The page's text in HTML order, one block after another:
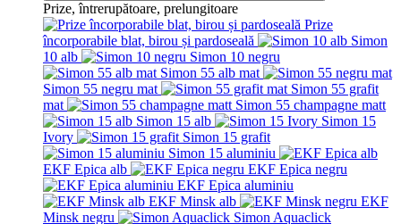
Prize, întrerupătoare, prelungitoare
Prize
încorporabile blat, birou și pardoseală
Simon
10 alb
Simon 10 negru
Simon 55 alb mat
Simon 55 negru mat
Simon 55 grafit
mat
Simon 55 champagne matt
Simon 15 alb
Simon 15
Ivory
Simon 15 grafit
Simon 15 aluminiu
EKF Epica alb
EKF Epica negru
EKF Epica aluminiu
EKF Minsk alb
EKF
Minsk negru
Simon Aquaclick